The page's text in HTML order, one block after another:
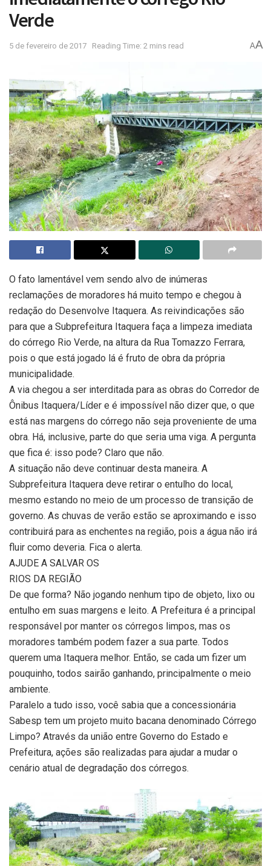
Verde
5 de fevereiro de 2017 Reading Time: 2 mins read AA
O fato lamentável vem sendo alvo de inúmeras
reclamações de moradores há muito tempo e chegou à
redação do Desenvolve Itaquera. As reivindicações são
para que a Subprefeitura Itaquera faça a limpeza imediata
do córrego Rio Verde, na altura da Rua Tomazzo Ferrara,
pois o que está jogado lá é fruto de obra da própria
municipalidade.
A via chegou a ser interditada para as obras do Corredor de
Ônibus Itaquera/Líder e é impossível não dizer que, o que
está nas margens do córrego não seja proveniente de uma
obra. Há, inclusive, parte do que seria uma viga. A pergunta
que fica é: isso pode? Claro que não.
A situação não deve continuar desta maneira. A
Subprefeitura Itaquera deve retirar o entulho do local,
mesmo estando no meio de um processo de transição de
governo. As chuvas de verão estão se aproximando e isso
contribuirá para as enchentes na região, pois a água não irá
fluir como deveria. Fica o alerta.
AJUDE A SALVAR OS
RIOS DA REGIÃO
De que forma? Não jogando nenhum tipo de objeto, lixo ou
entulho em suas margens e leito. A Prefeitura é a principal
responsável por manter os córregos limpos, mas os
moradores também podem fazer a sua parte. Todos
querem uma Itaquera melhor. Então, se cada um fizer um
pouquinho, todos sairão ganhando, principalmente o meio
ambiente.
Paralelo a tudo isso, você sabia que a concessionária
Sabesp tem um projeto muito bacana denominado Córrego
Limpo? Através da união entre Governo do Estado e
Prefeitura, ações são realizadas para ajudar a mudar o
cenário atual de degradação dos córregos.